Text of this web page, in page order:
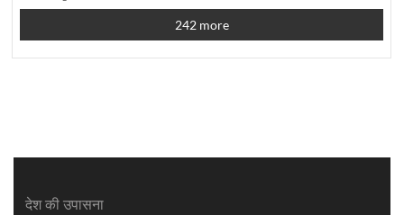
242 more
देश की उपासना